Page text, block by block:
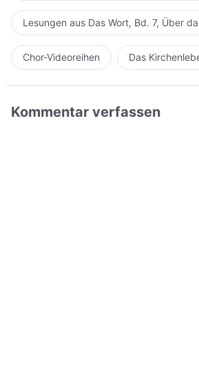
Lesungen aus Das Wort, Bd. 7, Über
Chor-Videoreihen Das
Kommentar verfassen